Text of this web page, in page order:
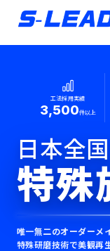
工法採用実績
3,500件以上
日本全
特殊
唯一無二のオーダーメ
特殊研磨技術で美観再